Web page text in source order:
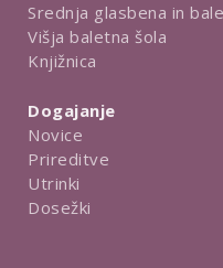
Srednja glasbena in
Višja baletna šola
Knjižnica
Dogajanje
Novice
Prireditve
Utrinki
Dosežki